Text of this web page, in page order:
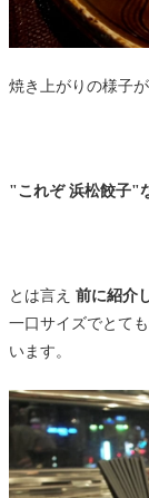
焼き上がりの様子が
"これぞ 浜松餃子"
とは言え 前に紹介
一口サイズでとて
います。